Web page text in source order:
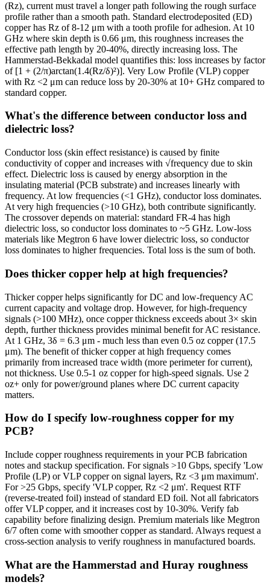
(Rz), current must travel a longer path following the rough surface
profile rather than a smooth path. Standard electrodeposited (ED)
copper has Rz of 8-12 μm with a tooth profile for adhesion. At 10
GHz where skin depth is 0.66 μm, this roughness increases the
effective path length by 20-40%, directly increasing loss. The
Hammerstad-Bekkadal model quantifies this: loss increases by factor
of [1 + (2/π)arctan(1.4(Rz/δ)²)]. Very Low Profile (VLP) copper
with Rz <2 μm can reduce loss by 20-30% at 10+ GHz compared to
standard copper.
What's the difference between conductor loss and
dielectric loss?
Conductor loss (skin effect resistance) is caused by finite
conductivity of copper and increases with √frequency due to skin
effect. Dielectric loss is caused by energy absorption in the
insulating material (PCB substrate) and increases linearly with
frequency. At low frequencies (<1 GHz), conductor loss dominates.
At very high frequencies (>10 GHz), both contribute significantly.
The crossover depends on material: standard FR-4 has high
dielectric loss, so conductor loss dominates to ~5 GHz. Low-loss
materials like Megtron 6 have lower dielectric loss, so conductor
loss dominates to higher frequencies. Total loss is the sum of both.
Does thicker copper help at high frequencies?
Thicker copper helps significantly for DC and low-frequency AC
current capacity and voltage drop. However, for high-frequency
signals (>100 MHz), once copper thickness exceeds about 3× skin
depth, further thickness provides minimal benefit for AC resistance.
At 1 GHz, 3δ = 6.3 μm - much less than even 0.5 oz copper (17.5
μm). The benefit of thicker copper at high frequency comes
primarily from increased trace width (more perimeter for current),
not thickness. Use 0.5-1 oz copper for high-speed signals. Use 2
oz+ only for power/ground planes where DC current capacity
matters.
How do I specify low-roughness copper for my
PCB?
Include copper roughness requirements in your PCB fabrication
notes and stackup specification. For signals >10 Gbps, specify 'Low
Profile (LP) or VLP copper on signal layers, Rz <3 μm maximum'.
For >25 Gbps, specify 'VLP copper, Rz <2 μm'. Request RTF
(reverse-treated foil) instead of standard ED foil. Not all fabricators
offer VLP copper, and it increases cost by 10-30%. Verify fab
capability before finalizing design. Premium materials like Megtron
6/7 often come with smoother copper as standard. Always request a
cross-section analysis to verify roughness in manufactured boards.
What are the Hammerstad and Huray roughness
models?